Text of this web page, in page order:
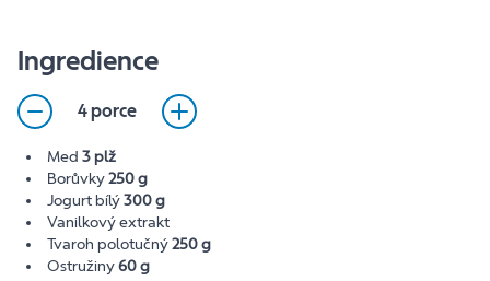
Ingredience
4 porce
Med 3 plž
Borůvky250 g
Jogurt bílý300 g
Vanilkový extrakt
Tvaroh polotučný250 g
Ostružiny60 g